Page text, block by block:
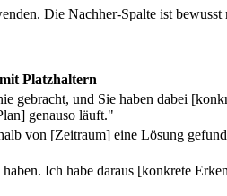
Die Nachher-Spalte ist bewusst
Platzhaltern
gebracht, und Sie haben dabei
genauso läuft."
von [Zeitraum] eine Lösung
Ich habe daraus [konkrete